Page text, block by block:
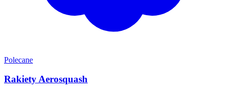
Polecane
Rakiety Aerosquash